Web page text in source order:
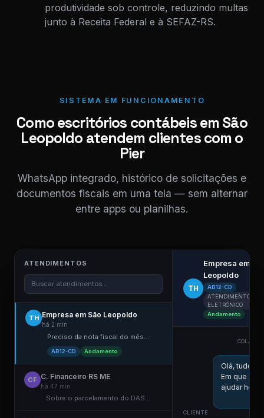
produtividade sob controle, reduzindo multas
junto à Receita Federal e à SEFAZ-RS.
SISTEMA EM FUNCIONAMENTO
Como escritórios contábeis em São
Leopoldo atendem clientes com o
Pier
WhatsApp integrado, histórico de solicitações e
documentos fiscais em uma tela — sem alternar
entre apps ou planilhas.
ATENDIMENTOS
Buscar atendimentos...
TH Empresa em São Leopoldo
há 2 min
Preciso da nota fiscal do mês...
AB12-CD Andamento
CF C. Financeiro RS ME
há 47 min
Sobre o parcelamento do DAS...
TH
Empresa em
Leopoldo
AB12-CD
ATENDIMENTO
ELETRÔNICO
Andamento
Olá, tudo
Em que
ajudar hoje?
CLIENTE